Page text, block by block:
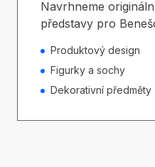
Navrhneme
představy pro
Produktový design
Figurky a sochy
Dekorativní předměty